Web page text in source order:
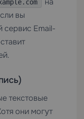
вы
сервис Email-
текстовые
они могут